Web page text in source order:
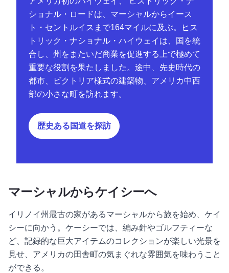
ショナル・ロードは、マーシャルからイース
ト・セントルイスまで164マイルに及ぶ。ヒス
トリック・ナショナル・ハイウェイは、国を統
合し、州をまたいだ商業を促進する上で極めて
重要な役割を果たしました。途中、先史時代の
都市、ビクトリア様式の建築物、アメリカ中西
部の小さな町を訪れます。
歴史ある国道を探訪
マーシャルからケイシーへ
イリノイ州最古の家があるマーシャルから旅を始め、ケイ
シーに向かう。ケーシーでは、編み針やゴルフティーな
ど、記録的な巨大アイテムのコレクションが楽しい光景を
見せ、アメリカの田舎町の気まぐれな雰囲気を味わうこと
ができる。